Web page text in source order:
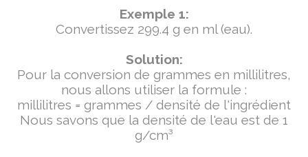
Exemple 1:
Convertissez 299.4 g en ml (eau).
Solution:
Pour la conversion de grammes en millilitres,
nous allons utiliser la formule :
millilitres = grammes / densité de l'ingrédient
Nous savons que la densité de l'eau est de 1
g/cm³